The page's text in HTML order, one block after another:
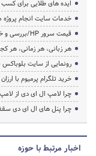
ایده های طلایی برای کسب
خدمات سایت انجام پروژه
قیمت سرور HP/بررسی و خرید سرور اچ پی
هر زبانی، هر زمانی، هر
رونمایی از سایت
خرید تلگرام پرمیوم با
چرا لامپ ال ای دی از
چرا پنل های ال ای دی
اخبار مرتبط با حوزه